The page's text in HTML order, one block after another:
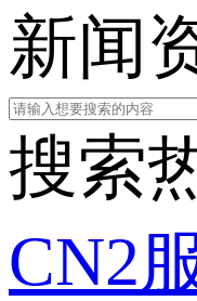
新闻
搜索
CN2